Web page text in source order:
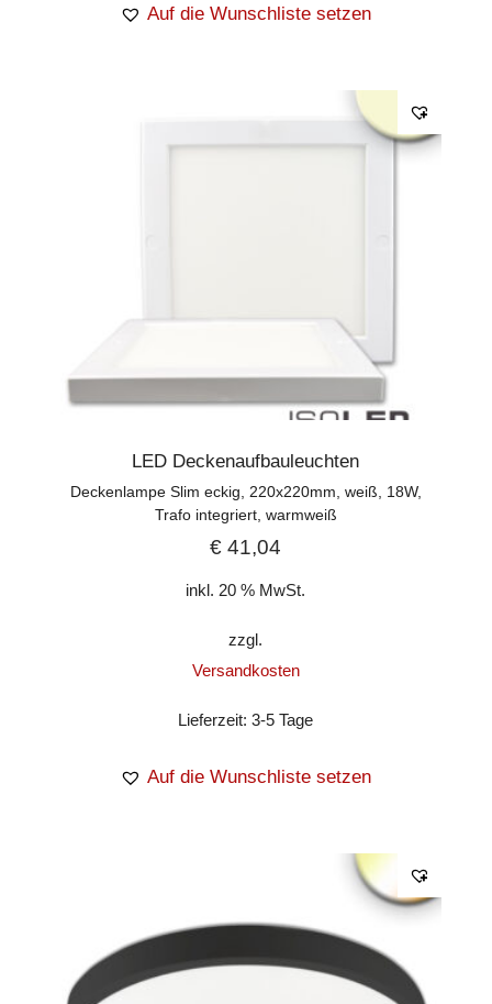
Auf die Wunschliste setzen
LED Deckenaufbauleuchten
Deckenlampe Slim eckig, 220x220mm, weiß, 18W,
Trafo integriert, warmweiß
€ 41,04
inkl. 20 % MwSt.
zzgl.
Versandkosten
Lieferzeit:3-5 Tage
Auf die Wunschliste setzen